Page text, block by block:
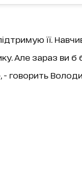
її.
Але зараз ви б
- говорить